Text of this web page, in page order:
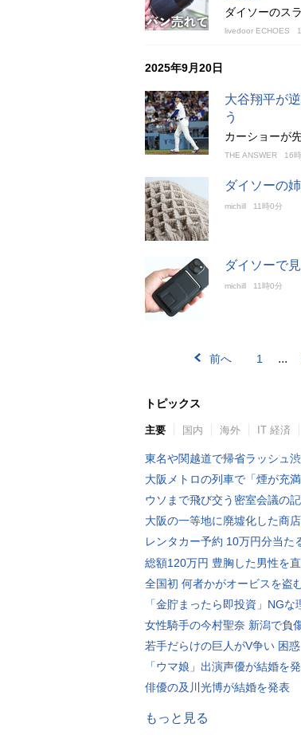
ダイソーのス
livedoor ECHOES
2025年9月20日
大谷翔平が
う
カーショーが
THE ANSWER 16
ダイソーの
michill 11時0分
ダイソーで
michill 11時0分
前へ 1 ...
トピックス
主要 国内 海外 IT 経済
東名や関越道で帰省ラッシュ
大阪メトロの列車で「煙が充満
ウソまで飛び交う密室会議の
大阪の一等地に廃墟化した商
レンタカー予約 10万円分当た
総額120万円 豊胸した男性を
全国初 何者かがオービスを盗
「金貯まったら即投資」NGな
女性騎手の今村聖奈 新潟で負
若手だらけの巨人がV争い 困惑
「ウマ娘」出演声優が結婚を
俳優の及川光博が結婚を発表
もっと見る